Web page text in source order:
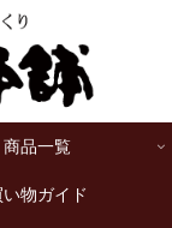
商品一覧
い物ガイド